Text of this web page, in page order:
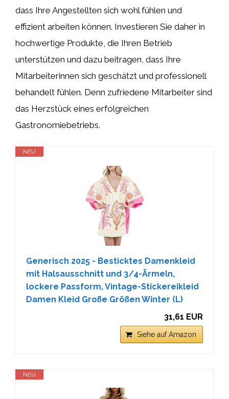
dass Ihre Angestellten sich wohl fühlen und
effizient arbeiten können. Investieren Sie daher in
hochwertige Produkte, die Ihren Betrieb
unterstützen und dazu beitragen, dass Ihre
Mitarbeiterinnen sich geschätzt und professionell
behandelt fühlen. Denn zufriedene Mitarbeiter sind
das Herzstück eines erfolgreichen
Gastronomiebetriebs.
NEU
Generisch 2025 - Besticktes Damenkleid
mit Halsausschnitt und 3/4-Ärmeln,
lockere Passform, Vintage-Stickereikleid
Damen Kleid Große Größen Winter (L)
31,61 EUR
Siehe auf Amazon
NEU